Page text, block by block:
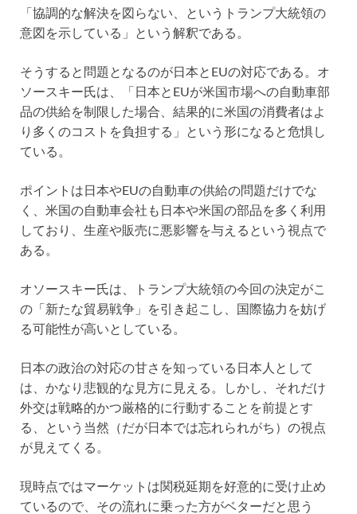
「協調的な解決を図らない、というトランプ大統領の
意図を示している」という解釈である。
そうすると問題となるのが日本とEUの対応である。オ
ソースキー氏は、「日本とEUが米国市場への自動車部
品の供給を制限した場合、結果的に米国の消費者はよ
り多くのコストを負担する」という形になると危惧し
ている。
ポイントは日本やEUの自動車の供給の問題だけでな
く、米国の自動車会社も日本や米国の部品を多く利用
しており、生産や販売に悪影響を与えるという視点で
ある。
オソースキー氏は、トランプ大統領の今回の決定がこ
の「新たな貿易戦争」を引き起こし、国際協力を妨げ
る可能性が高いとしている。
日本の政治の対応の甘さを知っている日本人として
は、かなり悲観的な見方に見える。しかし、それだけ
外交は戦略的かつ厳格的に行動することを前提とす
る、という当然（だが日本では忘れられがち）の視点
が見えてくる。
現時点ではマーケットは関税延期を好意的に受け止め
ているので、その流れに乗った方がベターだと思う